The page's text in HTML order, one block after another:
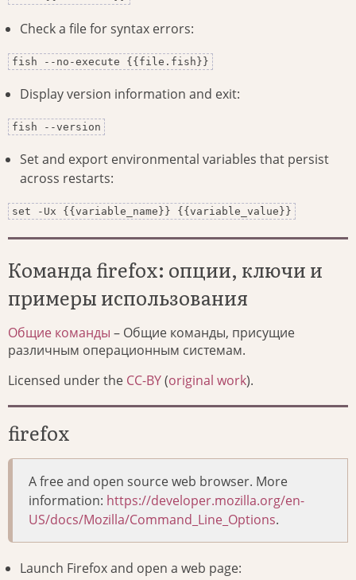
Check a file for syntax errors:
fish --no-execute {{file.fish}}
Display version information and exit:
fish --version
Set and export environmental variables that persist
across restarts:
set -Ux {{variable_name}} {{variable_value}}
Команда firefox: опции, ключи и
примеры использования
Общие команды – Общие команды, присущие
различным операционным системам.
Licensed under the CC-BY(original work).
firefox
A free and open source web browser. More
information: https://developer.mozilla.org/en-
US/docs/Mozilla/Command_Line_Options.
Launch Firefox and open a web page: